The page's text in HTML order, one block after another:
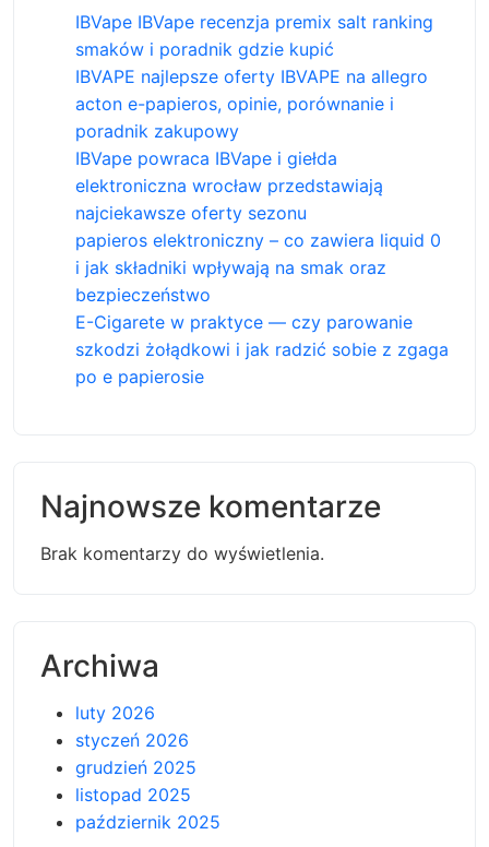
IBVape IBVape recenzja premix salt ranking
smaków i poradnik gdzie kupić
IBVAPE najlepsze oferty IBVAPE na allegro
acton e-papieros, opinie, porównanie i
poradnik zakupowy
IBVape powraca IBVape i giełda
elektroniczna wrocław przedstawiają
najciekawsze oferty sezonu
papieros elektroniczny – co zawiera liquid 0
i jak składniki wpływają na smak oraz
bezpieczeństwo
E-Cigarete w praktyce — czy parowanie
szkodzi żołądkowi i jak radzić sobie z zgaga
po e papierosie
Najnowsze komentarze
Brak komentarzy do wyświetlenia.
Archiwa
luty 2026
styczeń 2026
grudzień 2025
listopad 2025
październik 2025